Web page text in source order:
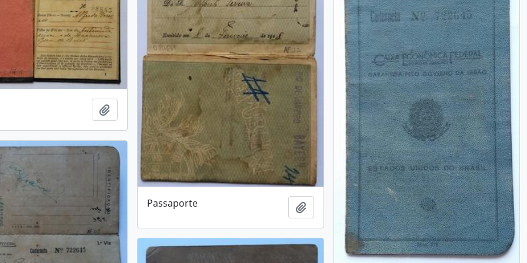
Adicionar a área de transferência
Passaporte Adicionar a área de transferência